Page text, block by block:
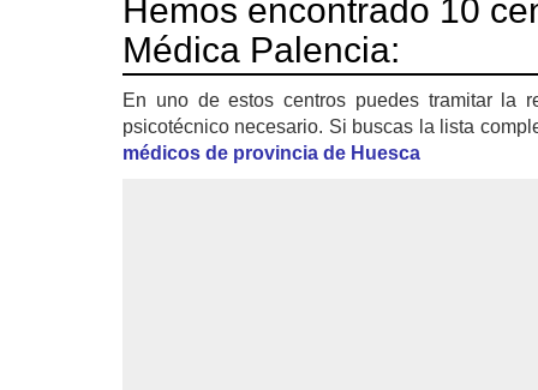
Hemos encontrado 10
Médica Palencia:
En uno de estos centros puedes tramitar la
psicotécnico necesario. Si buscas la lista
médicos de provincia de Huesca